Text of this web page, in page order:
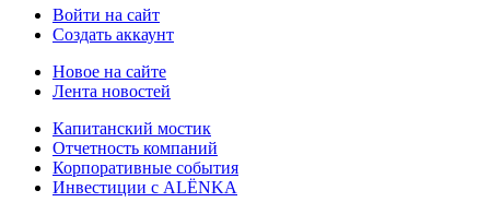
Войти на сайт
Создать аккаунт
Новое на сайте
Лента новостей
Капитанский мостик
Отчетность компаний
Корпоративные события
Инвестиции с ALЁNKA